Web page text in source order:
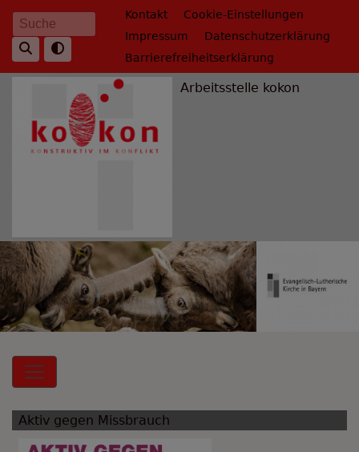
Direkt
zum
Inhalt
Suche Fußbereichsmenü
Kontakt
Cookie-Einstellungen
Impressum
Datenschutzerklärung
Barrierefreiheitserklärung
Arbeitsstelle kokon
Hauptnavigation
Aktiv gegen Missbrauch